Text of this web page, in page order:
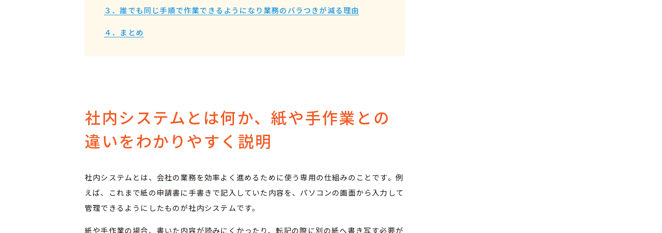
３．誰でも同じ手順で作業できるようになり業務のバラつきが減る理由
４．まとめ
社内システムとは何か、紙や手作業との
違いをわかりやすく説明
社内システムとは、会社の業務を効率よく進めるために使う専用の仕組みのことです。例
えば、これまで紙の申請書に手書きで記入していた内容を、パソコンの画面から入力して
管理できるようにしたものが社内システムです。
紙や手作業の場合、書いた内容が読みにくかったり、転記の際に別の紙へ書き写す必要が